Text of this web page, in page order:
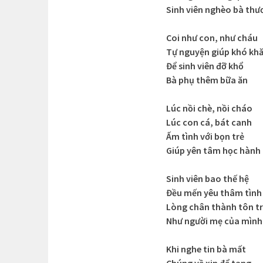
Sinh viên nghèo bà
Coi như con, như cháu
Tự nguyện giúp khó
Để sinh viên đỡ khổ
Bà phụ thêm bữa ăn
Lúc nồi chè, nồi cháo
Lúc con cá, bát canh
Ấm tình với bọn trẻ
Giúp yên tâm học hành
Sinh viên bao thế hệ
Đều mến yêu thâm tình
Lòng chân thành tôn
Như người mẹ của mình
Khi nghe tin bà mất